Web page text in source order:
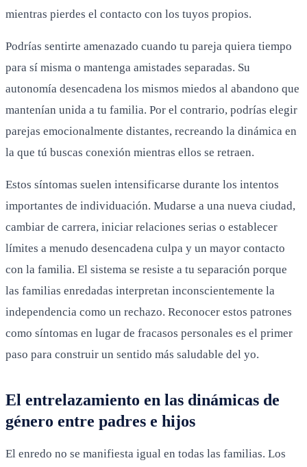
mientras pierdes el contacto con los tuyos propios.
Podrías sentirte amenazado cuando tu pareja quiera tiempo
para sí misma o mantenga amistades separadas. Su
autonomía desencadena los mismos miedos al abandono que
mantenían unida a tu familia. Por el contrario, podrías elegir
parejas emocionalmente distantes, recreando la dinámica en
la que tú buscas conexión mientras ellos se retraen.
Estos síntomas suelen intensificarse durante los intentos
importantes de individuación. Mudarse a una nueva ciudad,
cambiar de carrera, iniciar relaciones serias o establecer
límites a menudo desencadena culpa y un mayor contacto
con la familia. El sistema se resiste a tu separación porque
las familias enredadas interpretan inconscientemente la
independencia como un rechazo. Reconocer estos patrones
como síntomas en lugar de fracasos personales es el primer
paso para construir un sentido más saludable del yo.
El entrelazamiento en las dinámicas de
género entre padres e hijos
El enredo no se manifiesta igual en todas las familias. Los